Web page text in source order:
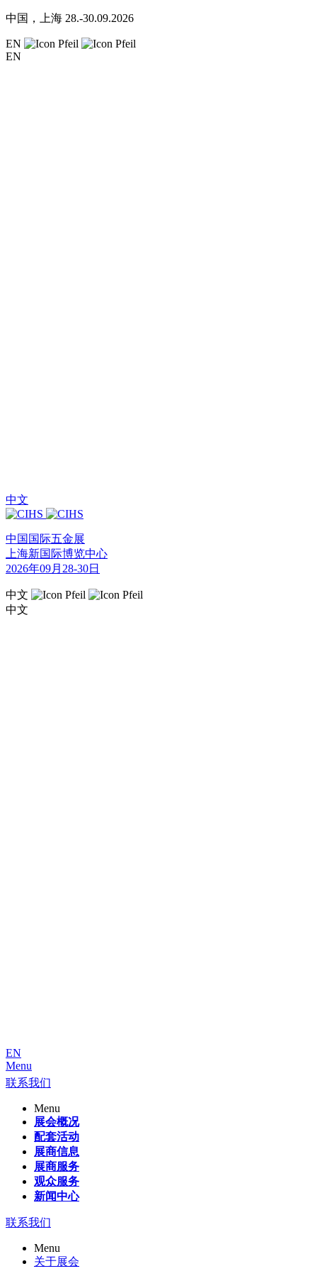
中国，上海 28.-30.09.2026
EN
EN
中文
中国国际五金展
上海新国际博览中心
2026年09月28-30日
中文
中文
EN
Menu
联系我们
Menu
展会概况
配套活动
展商信息
展商服务
观众服务
新闻中心
联系我们
Menu
关于展会